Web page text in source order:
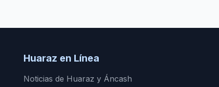
Huaraz en Línea
Noticias de Huaraz y Áncash